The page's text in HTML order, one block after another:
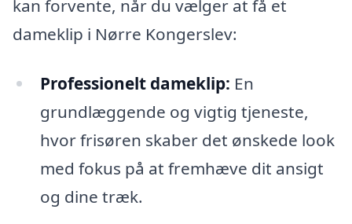
kan forvente, når du vælger at få et
dameklip i Nørre Kongerslev:
Professionelt dameklip: En
grundlæggende og vigtig tjeneste,
hvor frisøren skaber det ønskede look
med fokus på at fremhæve dit ansigt
og dine træk.